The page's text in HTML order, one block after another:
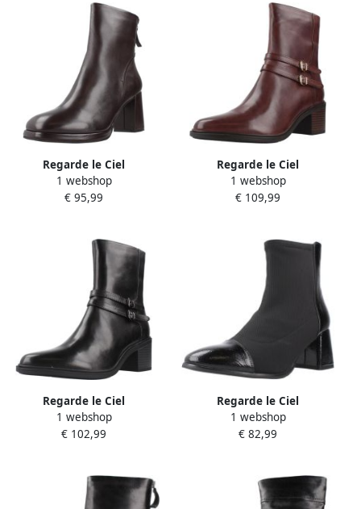
Regarde le Ciel
Enkellaarzen Analisa026414
1 webshop
€ 95,99
Regarde le Ciel
Enkellaarzen Elettra022785
1 webshop
€ 109,99
Regarde le Ciel
Enkellaarzen Elettra022695
1 webshop
€ 102,99
Regarde le Ciel
Enkellaarzen Millie097624
1 webshop
€ 82,99